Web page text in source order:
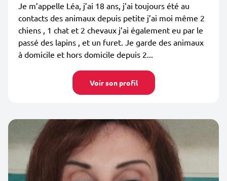
Je m’appelle Léa, j’ai 18 ans, j’ai toujours été au
contacts des animaux depuis petite j’ai moi même 2
chiens , 1 chat et 2 chevaux j’ai également eu par le
passé des lapins , et un furet. Je garde des animaux
à domicile et hors domicile depuis 2...
Voir son profil